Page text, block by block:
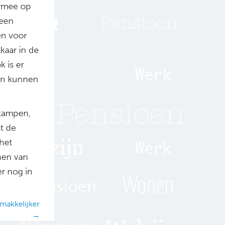
op
voor
in de
is er
kunnen
de
van
nog in
→